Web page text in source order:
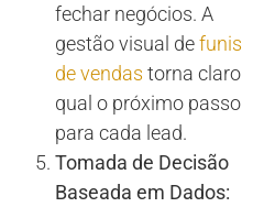
fechar negócios. A
gestão visual defunis
de vendas torna claro
qual o próximo passo
para cada lead.
Tomada de Decisão
Baseada em Dados: